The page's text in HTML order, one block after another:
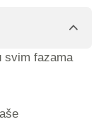
svim fazama